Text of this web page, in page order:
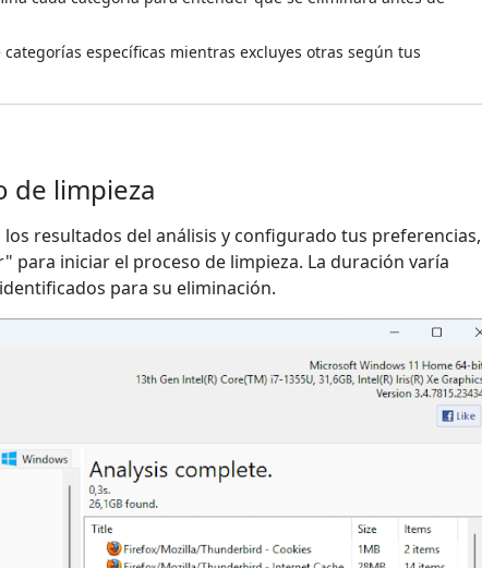
categorías específicas mientras excluyes otras según tus
de limpieza
los resultados del análisis y configurado tus preferencias,
para iniciar el proceso de limpieza. La duración varía
para su eliminación.